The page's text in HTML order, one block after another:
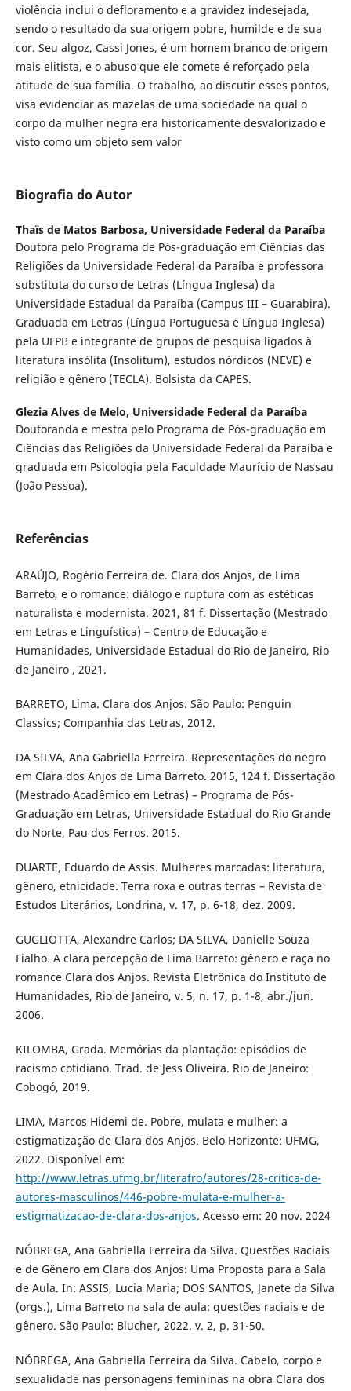
violência inclui o defloramento e a gravidez indesejada,
sendo o resultado da sua origem pobre, humilde e de sua
cor. Seu algoz, Cassi Jones, é um homem branco de origem
mais elitista, e o abuso que ele comete é reforçado pela
atitude de sua família. O trabalho, ao discutir esses pontos,
visa evidenciar as mazelas de uma sociedade na qual o
corpo da mulher negra era historicamente desvalorizado e
visto como um objeto sem valor
Biografia do Autor
Thaïs de Matos Barbosa, Universidade Federal da Paraíba
Doutora pelo Programa de Pós-graduação em Ciências das
Religiões da Universidade Federal da Paraíba e professora
substituta do curso de Letras (Língua Inglesa) da
Universidade Estadual da Paraíba (Campus III – Guarabira).
Graduada em Letras (Língua Portuguesa e Língua Inglesa)
pela UFPB e integrante de grupos de pesquisa ligados à
literatura insólita (Insolitum), estudos nórdicos (NEVE) e
religião e gênero (TECLA). Bolsista da CAPES.
Glezia Alves de Melo, Universidade Federal da Paraíba
Doutoranda e mestra pelo Programa de Pós-graduação em
Ciências das Religiões da Universidade Federal da Paraíba e
graduada em Psicologia pela Faculdade Maurício de Nassau
(João Pessoa).
Referências
ARAÚJO, Rogério Ferreira de. Clara dos Anjos, de Lima
Barreto, e o romance: diálogo e ruptura com as estéticas
naturalista e modernista. 2021, 81 f. Dissertação (Mestrado
em Letras e Linguística) – Centro de Educação e
Humanidades, Universidade Estadual do Rio de Janeiro, Rio
de Janeiro , 2021.
BARRETO, Lima. Clara dos Anjos. São Paulo: Penguin
Classics; Companhia das Letras, 2012.
DA SILVA, Ana Gabriella Ferreira. Representações do negro
em Clara dos Anjos de Lima Barreto. 2015, 124 f. Dissertação
(Mestrado Acadêmico em Letras) – Programa de Pós-
Graduação em Letras, Universidade Estadual do Rio Grande
do Norte, Pau dos Ferros. 2015.
DUARTE, Eduardo de Assis. Mulheres marcadas: literatura,
gênero, etnicidade. Terra roxa e outras terras – Revista de
Estudos Literários, Londrina, v. 17, p. 6-18, dez. 2009.
GUGLIOTTA, Alexandre Carlos; DA SILVA, Danielle Souza
Fialho. A clara percepção de Lima Barreto: gênero e raça no
romance Clara dos Anjos. Revista Eletrônica do Instituto de
Humanidades, Rio de Janeiro, v. 5, n. 17, p. 1-8, abr./jun.
2006.
KILOMBA, Grada. Memórias da plantação: episódios de
racismo cotidiano. Trad. de Jess Oliveira. Rio de Janeiro:
Cobogó, 2019.
LIMA, Marcos Hidemi de. Pobre, mulata e mulher: a
estigmatização de Clara dos Anjos. Belo Horizonte: UFMG,
2022. Disponível em:
http://www.letras.ufmg.br/literafro/autores/28-critica-de-
autores-masculinos/446-pobre-mulata-e-mulher-a-
estigmatizacao-de-clara-dos-anjos. Acesso em: 20 nov. 2024
NÓBREGA, Ana Gabriella Ferreira da Silva. Questões Raciais
e de Gênero em Clara dos Anjos: Uma Proposta para a Sala
de Aula. In: ASSIS, Lucia Maria; DOS SANTOS, Janete da Silva
(orgs.), Lima Barreto na sala de aula: questões raciais e de
gênero. São Paulo: Blucher, 2022. v. 2, p. 31-50.
NÓBREGA, Ana Gabriella Ferreira da Silva. Cabelo, corpo e
sexualidade nas personagens femininas na obra Clara dos